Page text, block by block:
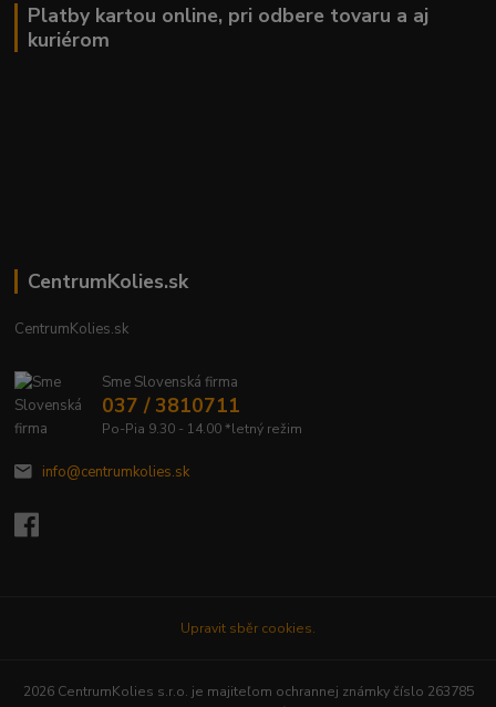
Platby kartou online, pri odbere tovaru a aj
kuriérom
CentrumKolies.sk
CentrumKolies.sk
Sme Slovenská firma
037 / 3810711
Po-Pia 9.30 - 14.00 *letný režim
info@centrumkolies.sk
Upravit sběr cookies.
2026 CentrumKolies s.r.o. je majiteľom ochrannej známky číslo 263785